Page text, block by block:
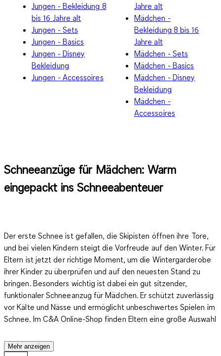
Jungen - Bekleidung 8
bis 16 Jahre alt
Jungen - Sets
Jungen - Basics
Jungen - Disney
Bekleidung
Jungen - Accessoires
Jahre alt
Mädchen -
Bekleidung 8 bis 16
Jahre alt
Mädchen - Sets
Mädchen - Basics
Mädchen - Disney
Bekleidung
Mädchen -
Accessoires
Schneeanzüge für Mädchen: Warm
eingepackt ins Schneeabenteuer
Der erste Schnee ist gefallen, die Skipisten öffnen ihre Tore,
und bei vielen Kindern steigt die Vorfreude auf den Winter. Für
Eltern ist jetzt der richtige Moment, um die Wintergarderobe
ihrer Kinder zu überprüfen und auf den neuesten Stand zu
bringen. Besonders wichtig ist dabei ein gut sitzender,
funktionaler Schneeanzug für Mädchen. Er schützt zuverlässig
vor Kälte und Nässe und ermöglicht unbeschwertes Spielen im
Schnee. Im C&A Online-Shop finden Eltern eine große Auswahl
sondern auch mit fröhlichen Farben und kindgerechten Designs
Mehr anzeigen